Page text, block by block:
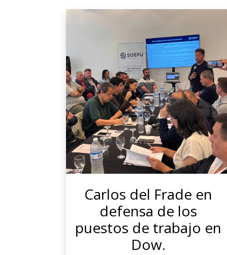
Carlos del Frade en
defensa de los
puestos de trabajo en
Dow.